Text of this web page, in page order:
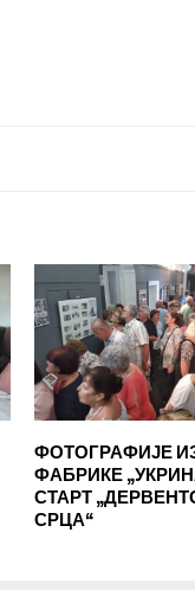
ФОТОГРАФИЈЕ
ФАБРИКЕ
СТАРТ
СРЦА“